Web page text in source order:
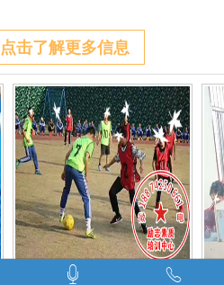
点击了解更多信息
叛逆期孩子管教学校学生课外足球赛-叛逆的孩子怎么办